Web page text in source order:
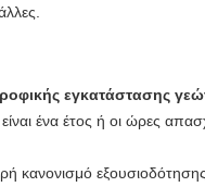
εγκατάστασης
ένα έτος ή οι ώρες
κανονισμό εξουσιοδότησης.